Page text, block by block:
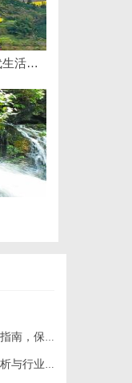
探究转轮除湿机的原理及其在现代生活中的应用优势
全与合法性
发展前景